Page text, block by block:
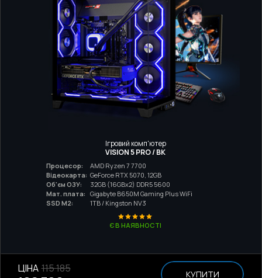
Ігровий комп'ютер
VISION 5 PRO / BK
Процесор:
AMD Ryzen 7 7700
Відеокарта: GeForce RTX 5070, 12GB
Об'єм ОЗУ:
32GB (16GBx2) DDR5 5600
Мат. плата:
Gigabyte B650M Gaming Plus WiFi
SSD M2:
1TB / Kingston NV3
Є В НАЯВНОСТІ
ЦІНА 115 185 КУПИТИ